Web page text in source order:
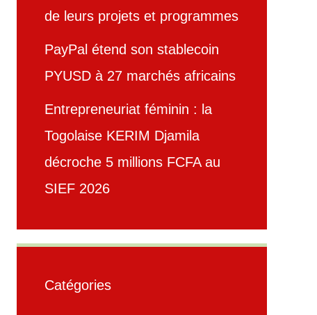
de leurs projets et programmes
PayPal étend son stablecoin
PYUSD à 27 marchés africains
Entrepreneuriat féminin : la
Togolaise KERIM Djamila
décroche 5 millions FCFA au
SIEF 2026
Catégories